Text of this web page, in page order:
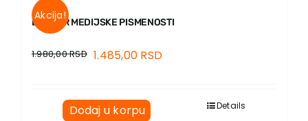
Akcija!
BUKVAR MEDIJSKE PISMENOSTI
1.980,00RSD 1.485,00 RSD
Dodaj u korpu Details